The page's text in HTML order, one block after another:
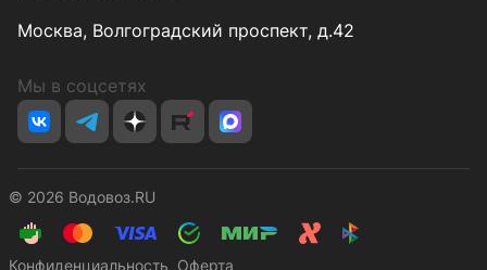
Москва, Волгоградский проспект, д.42
Мы в соцсетях
© 2026 Водовоз.RU
Конфиденциальность Оферта